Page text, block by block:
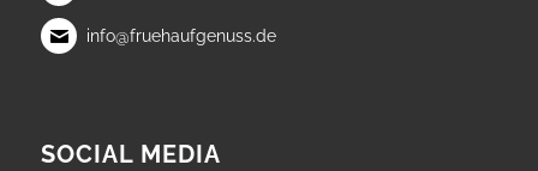
info@fruehaufgenuss.de
SOCIAL MEDIA